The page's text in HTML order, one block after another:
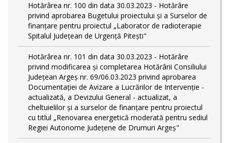
Hotărârea nr. 100 din data 30.03.2023 - Hotărâre
privind aprobarea Bugetului proiectului și a Surselor de
finanțare pentru proiectul „Laborator de radioterapie
Spitalul Județean de Urgență Pitești"
Hotărârea nr. 101 din data 30.03.2023 - Hotărâre
privind modificarea și completarea Hotărârii Consiliului
Județean Argeș nr. 69/06.03.2023 privind aprobarea
Documentației de Avizare a Lucrărilor de Intervenție -
actualizată, a Devizului General - actualizat, a
cheltuielilor și a surselor de finanțare pentru proiectul
cu titlul „Renovarea energetică moderată pentru sediul
Regiei Autonome Județene de Drumuri Argeș"